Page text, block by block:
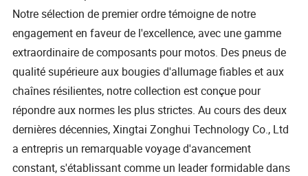
Notre sélection de premier ordre témoigne de notre
engagement en faveur de l'excellence, avec une gamme
extraordinaire de composants pour motos. Des pneus de
qualité supérieure aux bougies d'allumage fiables et aux
chaînes résilientes, notre collection est conçue pour
répondre aux normes les plus strictes. Au cours des deux
dernières décennies, Xingtai Zonghui Technology Co., Ltd
a entrepris un remarquable voyage d'avancement
constant, s'établissant comme un leader formidable dans